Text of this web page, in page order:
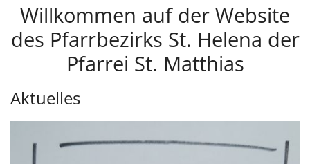
Willkommen auf der Website
des Pfarrbezirks St. Helena der
Pfarrei St. Matthias
Aktuelles